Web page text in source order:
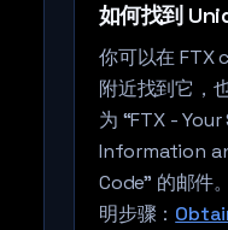
如何找到
你可以在 FTX
附近找到它，
为 “FTX -
Information
Code” 的邮件
明步骤：